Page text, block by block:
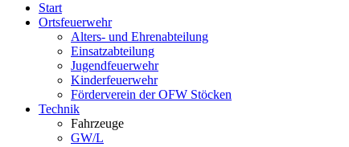
Start
Ortsfeuerwehr
Alters- und Ehrenabteilung
Einsatzabteilung
Jugendfeuerwehr
Kinderfeuerwehr
Förderverein der OFW Stöcken
Technik
Fahrzeuge
GW/L